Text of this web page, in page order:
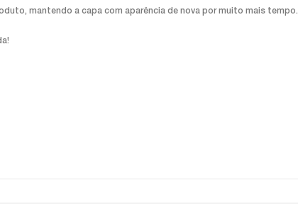
mantendo a capa com aparência de nova por muito mais tempo.